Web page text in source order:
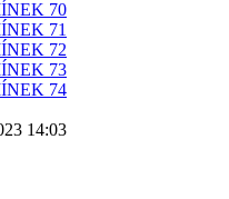
14:03